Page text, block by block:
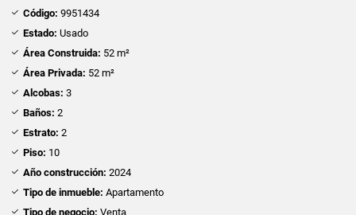
Código: 9951434
Estado: Usado
Área Construida: 52 m²
Área Privada: 52 m²
Alcobas: 3
Baños: 2
Estrato: 2
Piso: 10
Año construcción: 2024
Tipo de inmueble: Apartamento
Tipo de negocio: Venta